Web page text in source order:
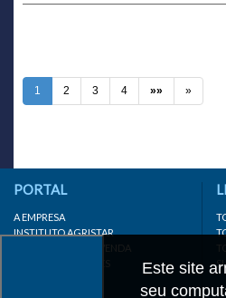
1 2 3 4 »» »
Este site
seu
PORTAL
A EMPRESA
INSTITUTO AGRISTAR
DISTRIBUIDOR/REVENDA
LINKS IMPORTANTES